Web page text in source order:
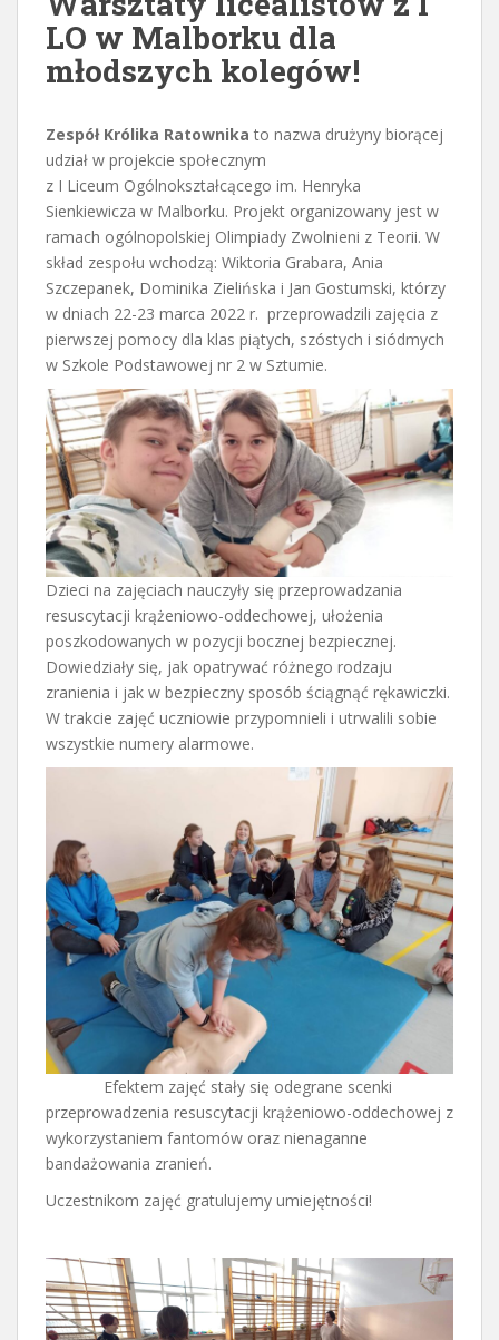
LO w Malborku dla
młodszych kolegów!
Zespół Królika Ratownika to nazwa drużyny biorącej
udział w projekcie społecznym
z I Liceum Ogólnokształcącego im. Henryka
Sienkiewicza w Malborku. Projekt organizowany jest w
ramach ogólnopolskiej Olimpiady Zwolnieni z Teorii. W
skład zespołu wchodzą: Wiktoria Grabara, Ania
Szczepanek, Dominika Zielińska i Jan Gostumski, którzy
w dniach 22-23 marca 2022 r. przeprowadzili zajęcia z
pierwszej pomocy dla klas piątych, szóstych i siódmych
w Szkole Podstawowej nr 2 w Sztumie.
Dzieci na zajęciach nauczyły się przeprowadzania
resuscytacji krążeniowo-oddechowej, ułożenia
poszkodowanych w pozycji bocznej bezpiecznej.
Dowiedziały się, jak opatrywać różnego rodzaju
zranienia i jak w bezpieczny sposób ściągnąć rękawiczki.
W trakcie zajęć uczniowie przypomnieli i utrwalili sobie
wszystkie numery alarmowe.
Efektem zajęć stały się odegrane scenki
przeprowadzenia resuscytacji krążeniowo-oddechowej z
wykorzystaniem fantomów oraz nienaganne
bandażowania zranień.
Uczestnikom zajęć gratulujemy umiejętności!